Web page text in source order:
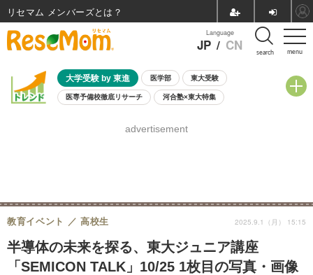
menu
Language
JP / CN search
大学受験 by 東進 医学部 東大受験
医専予備校徹底リサーチ 河合塾×東大特集
8月開催学校説明会・相談会
advertisement
半導体の未来を探る、東大ジュニア講座
「SEMICON TALK」10/25 1枚目の写真・画像
教育イベント 高校生 2025.9.1（月） 15:15
リセマム メンバーズ